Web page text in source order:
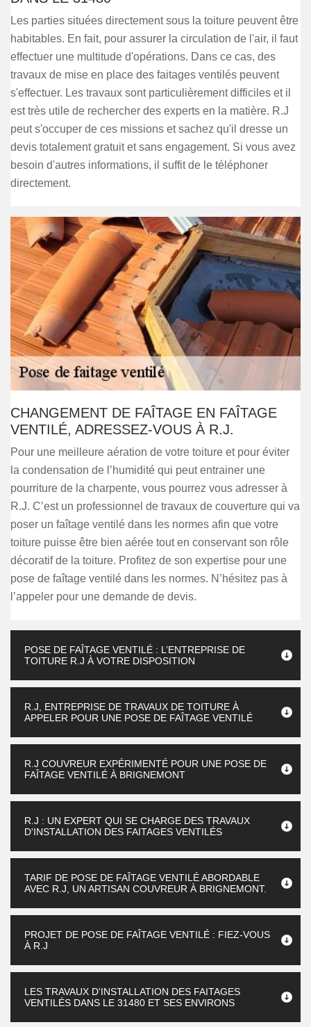
Les parties situées directement sous la toiture peuvent être
habitables. En fait, pour assurer la circulation de l'air, il faut
effectuer une multitude d'opérations. Dans ce cas, des
travaux de mise en place des faitages ventilés peuvent
s'effectuer. Les travaux sont particulièrement difficiles et il
est très utile de rechercher des experts en la matière. R.J
peut s'occuper de ces missions et sachez qu'il dresse un
devis totalement gratuit et sans engagement. Si vous avez
besoin d'autres informations, il suffit de le téléphoner
directement.
CHANGEMENT DE FAÎTAGE EN FAÎTAGE
VENTILÉ, ADRESSEZ-VOUS À R.J.
Pour une meilleure aération de votre toiture et pour éviter
la condensation de l’humidité qui peut entrainer une
pourriture de la charpente, vous pourrez vous adresser à
R.J. C’est un professionnel de travaux de couverture qui va
poser un faîtage ventilé dans les normes afin que votre
toiture puisse être bien aérée tout en conservant son rôle
décoratif de la toiture. Profitez de son expertise pour une
pose de faîtage ventilé dans les normes. N’hésitez pas à
l’appeler pour une demande de devis.
POSE DE FAÎTAGE VENTILÉ : L’ENTREPRISE DE
TOITURE R.J À VOTRE DISPOSITION
R.J, ENTREPRISE DE TRAVAUX DE TOITURE À
APPELER POUR UNE POSE DE FAÎTAGE VENTILÉ
R.J COUVREUR EXPÉRIMENTÉ POUR UNE POSE DE
FAÎTAGE VENTILÉ À BRIGNEMONT
R.J : UN EXPERT QUI SE CHARGE DES TRAVAUX
D'INSTALLATION DES FAITAGES VENTILÉS
TARIF DE POSE DE FAÎTAGE VENTILÉ ABORDABLE
AVEC R.J, UN ARTISAN COUVREUR À BRIGNEMONT.
PROJET DE POSE DE FAÎTAGE VENTILÉ : FIEZ-VOUS
À R.J
LES TRAVAUX D'INSTALLATION DES FAITAGES
VENTILÉS DANS LE 31480 ET SES ENVIRONS